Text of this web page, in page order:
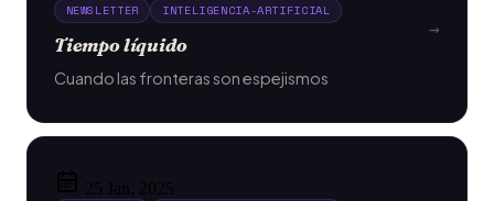
NEWSLETTER INTELIGENCIA-ARTIFICIAL
Tiempo líquido
Cuando las fronteras son espejismos
→
25 Jan, 2025